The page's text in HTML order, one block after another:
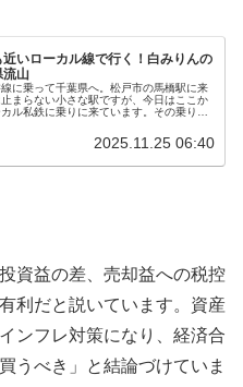
いローカル線で行く！白みりんの
流山
に乗って千葉県へ。松戸市の馬橋駅に来
まらない小さな駅ですが、今日はここか
ル私鉄に乗りに来ています。その乗り場
に昭和感溢れるロ...2025.11.25 06:40
資益の差、売却益への税控
利だと説いています。資産
ンフレ対策になり、経済合
うべき」と結論づけていま